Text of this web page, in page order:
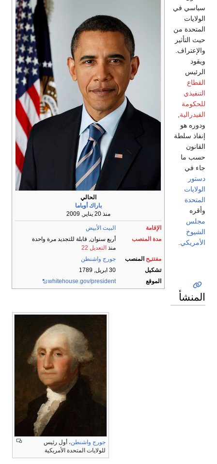
الحالي
باراك أوباما
منذ 20 يناير, 2009
الإقامة
البيت الأبيض
مدة المنصب
أربع سنوان, قابلة للتجديد مرة واحدة
منذ التعديل 22
مفتتـِح المنصب
جورج واشنطن
تشكيل
30 ابريل, 1789
الموقع
whitehouse.gov/president
سياسي في
الولايات
المتحدة من
حيث التأثير
والإعتراف.
ويقود
الرئيس
القطاع
التنفيذي
للحكومة
الفيدرالية
ودوره هو
إنفاذ سلطة
القانون
حسب ما
جاء في
دستور
الولايات
المتحدة
وأقره
مجلس
الشيوخ
الأمريكي
المنشأ
جورج واشنطن، أول رئيس
للولايات المتحدة الأمريكية